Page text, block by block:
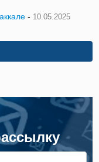
- 10.05.2025